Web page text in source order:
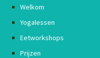
Welkom
Yogalessen
Eetworkshops
Prijzen